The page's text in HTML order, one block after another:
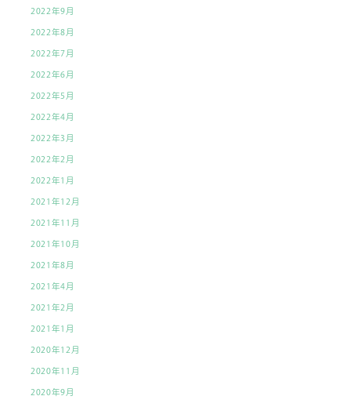
2022年9月
2022年8月
2022年7月
2022年6月
2022年5月
2022年4月
2022年3月
2022年2月
2022年1月
2021年12月
2021年11月
2021年10月
2021年8月
2021年4月
2021年2月
2021年1月
2020年12月
2020年11月
2020年9月